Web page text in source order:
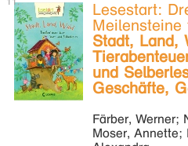
Lesestart:
Meilensteine
Stadt, Land,
und
Geschäfte,
Färber, Werner;
Moser, Annette;